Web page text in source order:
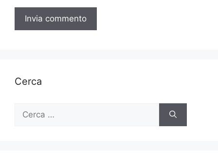
Cerca
per: